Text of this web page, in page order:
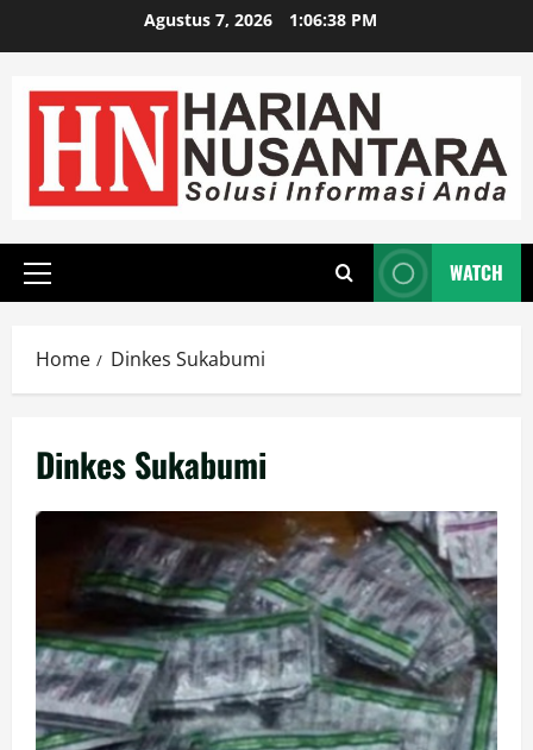
Agustus 7, 2026 1:06:39 PM
WATCH
Home Dinkes Sukabumi
Dinkes Sukabumi